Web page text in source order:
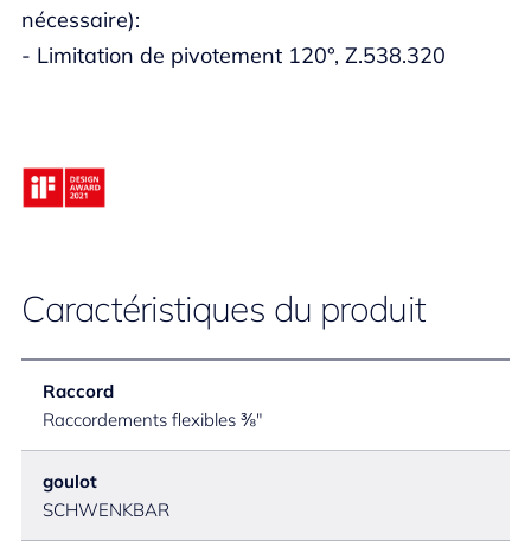
nécessaire):
- Limitation de pivotement 120°, Z.538.320
Caractéristiques du produit
Raccord
Raccordements flexibles ⅜"
goulot
SCHWENKBAR